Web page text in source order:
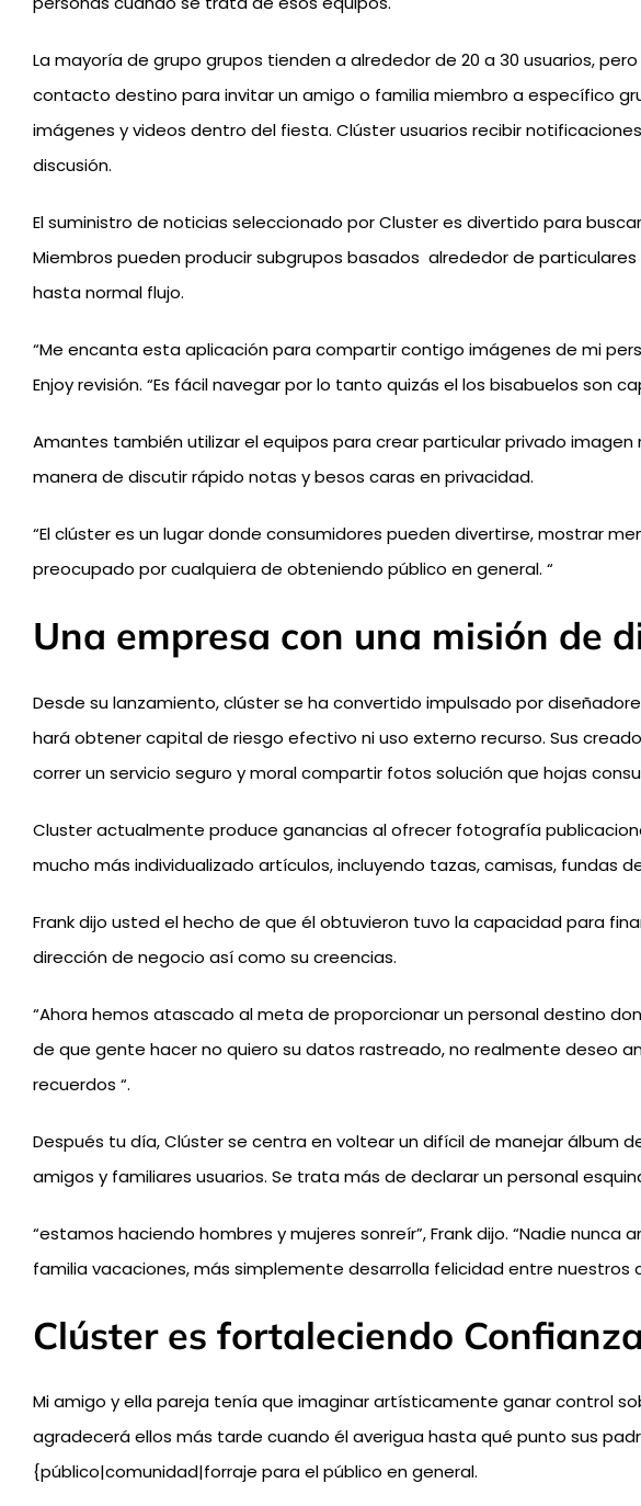
La mayoría de grupo grupos tienden a alrededor de 20 a 30 usuarios,
contacto destino para invitar un amigo o familia miembro a específico
imágenes y videos dentro del fiesta. Clúster usuarios recibir
discusión.
El suministro de noticias seleccionado por Cluster es divertido para
Miembros pueden producir subgrupos basados ​​ alrededor de
hasta normal flujo.
“Me encanta esta aplicación para compartir contigo imágenes de mi
Enjoy revisión. “Es fácil navegar por lo tanto quizás el los bisabuelos son
Amantes también utilizar el equipos para crear particular privado
manera de discutir rápido notas y besos caras en privacidad.
“El clúster es un lugar donde consumidores pueden divertirse, mostrar
preocupado por cualquiera de obteniendo público en general. “
Una empresa con una misión de
Desde su lanzamiento, clúster se ha convertido impulsado por
hará obtener capital de riesgo efectivo ni uso externo recurso. Sus
correr un servicio seguro y moral compartir fotos solución que hojas
Cluster actualmente produce ganancias al ofrecer fotografía
mucho más individualizado artículos, incluyendo tazas, camisas, fundas
Frank dijo usted el hecho de que él obtuvieron tuvo la capacidad para
dirección de negocio así como su creencias.
“Ahora hemos atascado al meta de proporcionar un personal destino
de que gente hacer no quiero su datos rastreado, no realmente deseo
recuerdos “.
Después tu día, Clúster se centra en voltear un difícil de manejar álbum
amigos y familiares usuarios. Se trata más de declarar un personal
“estamos haciendo hombres y mujeres sonreír”, Frank dijo. “Nadie
familia vacaciones, más simplemente desarrolla felicidad entre nuestros
Clúster es fortaleciendo
Mi amigo y ella pareja ​​tenía que imaginar artísticamente ganar control
agradecerá ellos más tarde cuando él averigua hasta qué punto sus
{público|comunidad|forraje para el público en general.